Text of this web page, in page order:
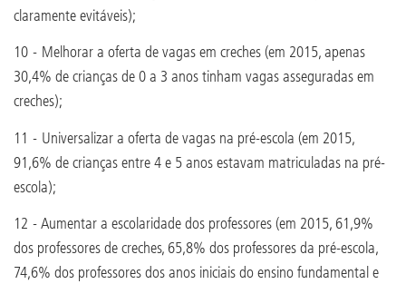
claramente evitáveis);
10 - Melhorar a oferta de vagas em creches (em 2015, apenas
30,4% de crianças de 0 a 3 anos tinham vagas asseguradas em
creches);
11 - Universalizar a oferta de vagas na pré-escola (em 2015,
91,6% de crianças entre 4 e 5 anos estavam matriculadas na pré-
escola);
12 - Aumentar a escolaridade dos professores (em 2015, 61,9%
dos professores de creches, 65,8% dos professores da pré-escola,
74,6% dos professores dos anos iniciais do ensino fundamental e